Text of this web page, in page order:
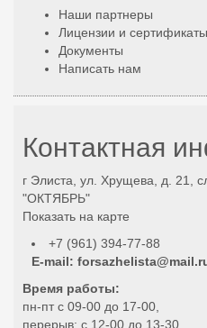
Наши партнеры
Лицензии и сертификаты
Документы
Написать нам
Контактная
г Элиста, ул. Хрущева, д. 21,
"ОКТЯБРЬ"
Показать на карте
+7 (961) 394-77-88
E-mail:
Время работы:
пн-пт с 09-00 до 17-00,
перерыв: с 12-00 до 13-30